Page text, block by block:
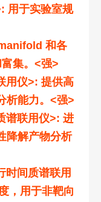
用于实验室规
和各
集。<强>
用仪>: 提供高
析能力。<强>
谱联用仪>: 进
降解产物分析
时间质谱联用
，用于非靶向